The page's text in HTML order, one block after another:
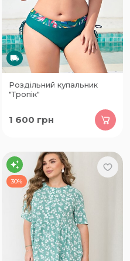
Роздільний купальник
"Тропік"
1 600 грн
30%